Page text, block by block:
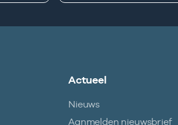
Actueel
Nieuws
Aanmelden nieuwsbrief